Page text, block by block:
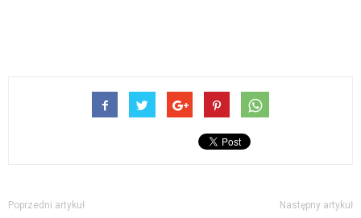
Poprzedni artykuł Następny artykuł